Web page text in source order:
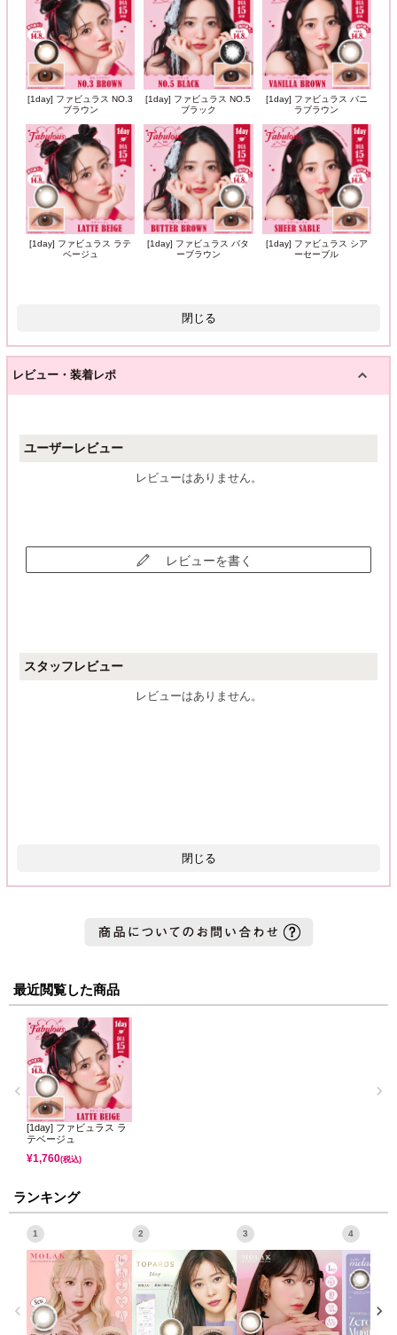
[1day] ファビュラス NO.3
ブラウン
[1day] ファビュラス NO.5
ブラック
[1day] ファビュラス バニ
ラブラウン
[1day] ファビュラス ラテ
ベージュ
[1day] ファビュラス バタ
ーブラウン
[1day] ファビュラス シア
ーセーブル
閉じる
レビュー・装着レポ
ユーザーレビュー
レビューはありません。
レビューを書く
スタッフレビュー
レビューはありません。
閉じる
最近閲覧した商品
[1day] ファビュラス ラ
テベージュ
¥1,760(税込)
ランキング
1 2 3 4